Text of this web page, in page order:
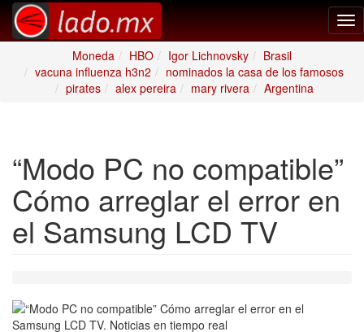
Moneda
HBO Igor Lichnovsky
Brasil
vacuna influenza h3n2
nominados la casa de los famosos
pirates
alex pereira mary rivera Argentina
“Modo PC no compatible”
Cómo arreglar el error en
el Samsung LCD TV